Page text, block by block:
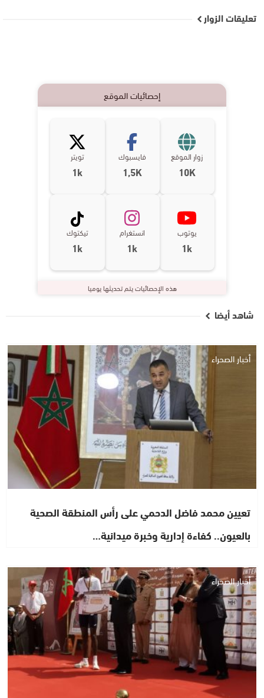
تعليقات الزوار
إحصائيات الموقع
زوار الموقع
10K
فايسبوك
1,5K
تويتر
1k
يوتوب
1k
انستغرام
1k
تيكتوك
1k
هذه الإحصائيات يتم تحديثها يوميا
شاهد أيضا
أخبار الصحراء
تعيين محمد فاضل الدحمي على رأس المنطقة الصحية
بالعيون.. كفاءة إدارية وخبرة ميدانية…
أخبار الصحراء